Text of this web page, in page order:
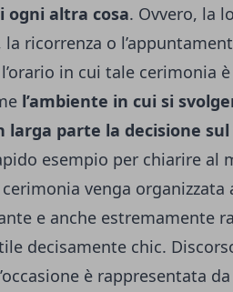
ogni altra cosa. Ovvero, la
ricorrenza o
in cui tale cerimonia è
l’ambiente in cui si
larga parte la decisione
esempio per chiarire al
venga organizzata
e anche estremamente
decisamente chic.
è rappresentata